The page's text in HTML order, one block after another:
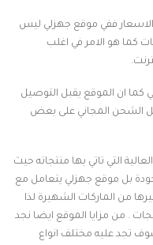
الاسعار ففي موقع جهزلي ليس
كما هو الامر في اغلب
ان الموقع يقبل التوصيل
الشحن المجاني على بعض
التي تاتي بها منتجاته حيث
بل موقع جهزلي يتعامل مع
من الماركات الشهيرة لذا
. من مزايا الموقع ايضا نجد
تجد عليه مختلف انواع